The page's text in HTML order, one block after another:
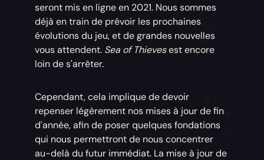
seront mis en ligne en 2021. Nous sommes
déjà en train de prévoir les prochaines
évolutions du jeu, et de grandes nouvelles
vous attendent. Sea of Thievesest encore
loin de s'arrêter.
Cependant, cela implique de devoir
repenser légèrement nos mises à jour de fin
d'année, afin de poser quelques fondations
qui nous permettront de nous concentrer
au-delà du futur immédiat. La mise à jour de